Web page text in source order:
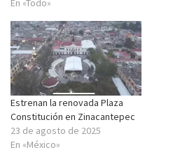
En «Todo»
Estrenan la renovada Plaza
Constitución en Zinacantepec
23 de agosto de 2025
En «México»